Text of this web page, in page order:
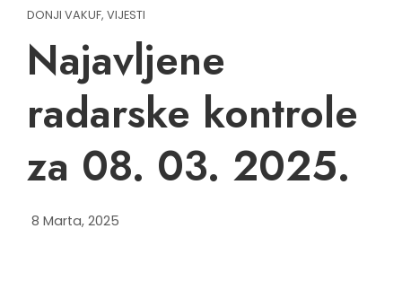
DONJI VAKUF, VIJESTI
Najavljene
radarske kontrole
za 08. 03. 2025.
8 Marta, 2025